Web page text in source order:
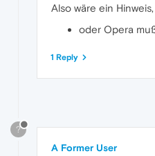
Also wäre ein
oder Opera
1 Reply
?
A Former User